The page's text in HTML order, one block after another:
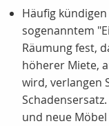
Häufig
sogenanntem
Räumung fest,
höherer Miete,
wird, verlangen
und neue